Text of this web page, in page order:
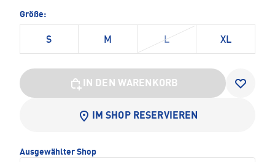
Größe:
S M L XL
IN DEN WARENKORB
IM SHOP RESERVIEREN
Ausgewählter Shop